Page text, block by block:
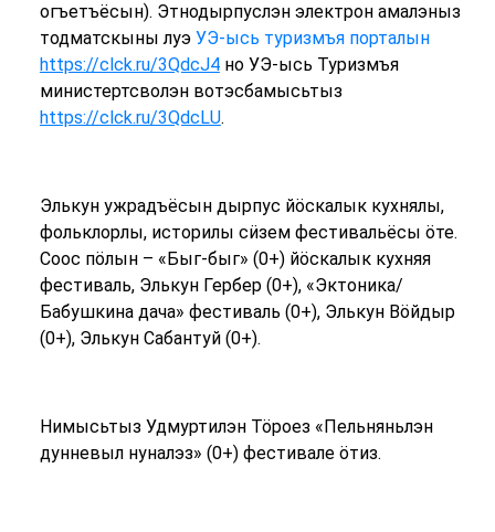
огъетъёсын). Этнодырпуслэн электрон амалэныз
тодматскыны луэ УЭ-ысь туризмъя порталын
https://c lck.ru/3QdcJ4но УЭ-ысь Туризмъя
министертсволэн вотэсбамысьтыз
https://clck.ru/3QdcLU.
Элькун ужрадъёсын дырпус йӧскалык кухнялы,
фольклорлы, историлы сӥзем фестивальёсы ӧте.
Соос пӧлын – «Быг-быг» (0+) йӧскалык кухняя
фестиваль, Элькун Гербер (0+), «Эктоника/
Бабушкина дача» фестиваль (0+), Элькун Вӧйдыр
(0+), Элькун Сабантуй (0+).
Нимысьтыз Удмуртилэн Тӧроез «Пельняньлэн
дунневыл нуналэз» (0+) фестивале ӧтиз.